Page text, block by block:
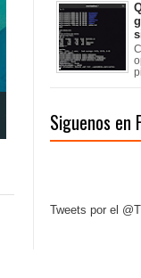
Siguenos en
Tweets por el